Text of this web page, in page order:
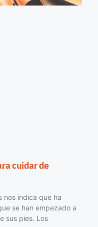
cuidar de
nos indica que ha
se han empezado a
sus pies. Los